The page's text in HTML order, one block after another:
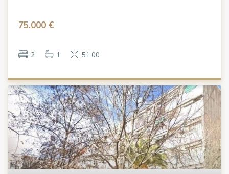
75.000 €
2 1 51.00